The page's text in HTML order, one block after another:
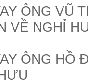
ÔNG VŨ
VỀ NGHỈ
ÔNG HỒ